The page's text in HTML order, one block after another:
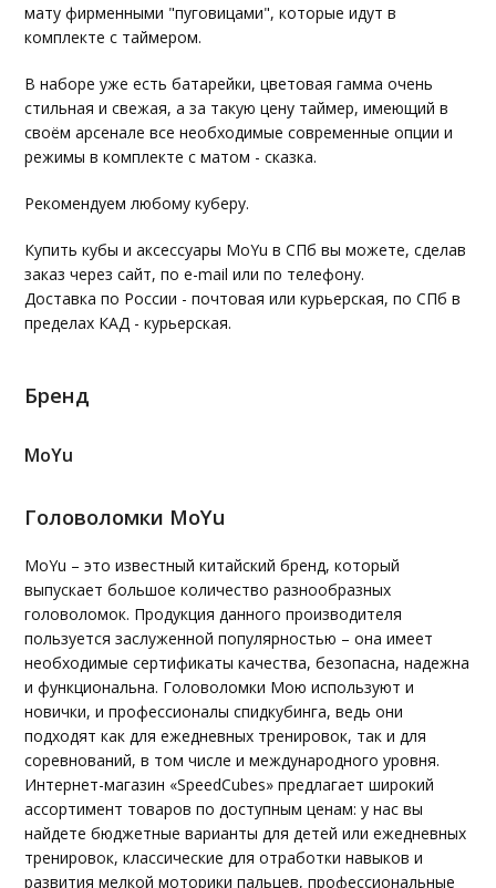
мату фирменными "пуговицами", которые идут в
комплекте с таймером.
В наборе уже есть батарейки, цветовая гамма очень
стильная и свежая, а за такую цену таймер, имеющий в
своём арсенале все необходимые современные опции и
режимы в комплекте с матом - сказка.
Рекомендуем любому куберу.
Купить кубы и аксессуары MoYu в СПб вы можете, сделав
заказ через сайт, по e-mail или по телефону.
Доставка по России - почтовая или курьерская, по СПб в
пределах КАД - курьерская.
Бренд
MoYu
Головоломки MoYu
MoYu – это известный китайский бренд, который
выпускает большое количество разнообразных
головоломок. Продукция данного производителя
пользуется заслуженной популярностью – она имеет
необходимые сертификаты качества, безопасна, надежна
и функциональна. Головоломки Мою используют и
новички, и профессионалы спидкубинга, ведь они
подходят как для ежедневных тренировок, так и для
соревнований, в том числе и международного уровня.
Интернет-магазин «SpeedCubes» предлагает широкий
ассортимент товаров по доступным ценам: у нас вы
найдете бюджетные варианты для детей или ежедневных
тренировок, классические для отработки навыков и
развития мелкой моторики пальцев, профессиональные